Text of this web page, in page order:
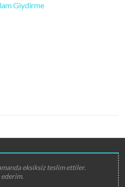
Giydirme
eksiksiz teslim ettiler.
ederim.